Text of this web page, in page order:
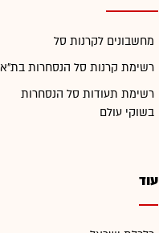
מחשבונים לקרנות סל
רשימת קרנות סל הנסחרות בת"א
רשימת תעודות סל הנסחרות
בשוקי עולם
עוד